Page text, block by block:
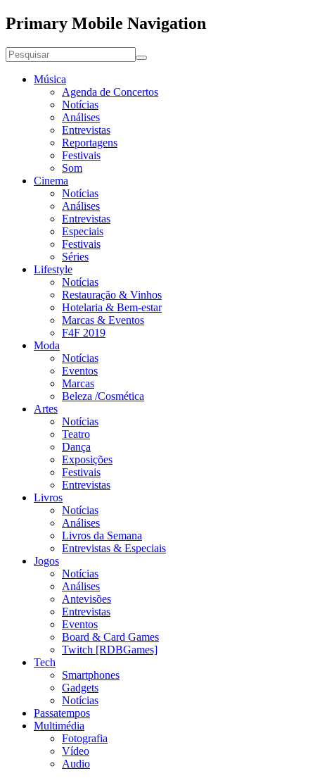
Primary Mobile Navigation
Música
Agenda de Concertos
Notícias
Análises
Entrevistas
Reportagens
Festivais
Som
Cinema
Notícias
Análises
Entrevistas
Especiais
Festivais
Séries
Lifestyle
Notícias
Restauração & Vinhos
Hotelaria & Bem-estar
Marcas & Eventos
F4F 2019
Moda
Notícias
Eventos
Marcas
Beleza /Cosmética
Artes
Notícias
Teatro
Dança
Exposições
Festivais
Entrevistas
Livros
Notícias
Análises
Livros da Semana
Entrevistas & Especiais
Jogos
Notícias
Análises
Antevisões
Entrevistas
Eventos
Board & Card Games
Twitch [RDBGames]
Tech
Smartphones
Gadgets
Notícias
Passatempos
Multimédia
Fotografia
Vídeo
Audio